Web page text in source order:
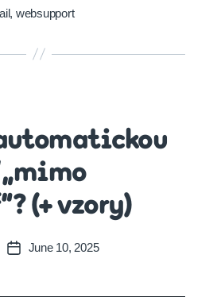
, websupport
(+ vzory)
PostJune 10, 2025